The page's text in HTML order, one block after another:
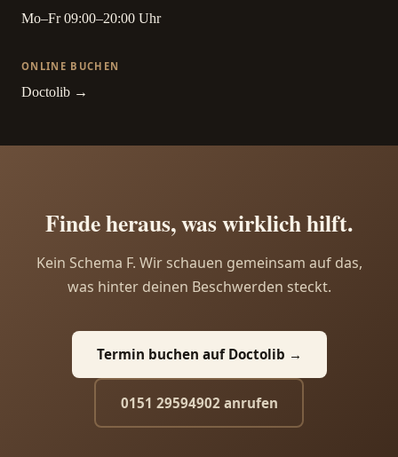
Mo–Fr 09:00–20:00 Uhr
ONLINE BUCHEN
Doctolib →
Finde heraus, was wirklich hilft.
Kein Schema F. Wir schauen gemeinsam auf das,
was hinter deinen Beschwerden steckt.
Termin buchen auf Doctolib →
0151 29594902 anrufen